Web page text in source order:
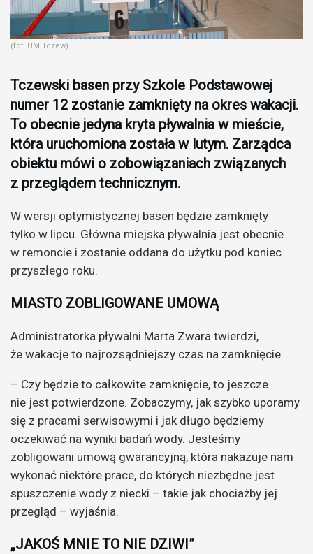
(fot. UM Tczew)
Tczewski basen przy Szkole Podstawowej
numer 12 zostanie zamknięty na okres wakacji.
To obecnie jedyna kryta pływalnia w mieście,
która uruchomiona została w lutym. Zarządca
obiektu mówi o zobowiązaniach związanych
z przeglądem technicznym.
W wersji optymistycznej basen będzie zamknięty
tylko w lipcu. Główna miejska pływalnia jest obecnie
w remoncie i zostanie oddana do użytku pod koniec
przyszłego roku.
MIASTO ZOBLIGOWANE UMOWĄ
Administratorka pływalni Marta Zwara twierdzi,
że wakacje to najrozsądniejszy czas na zamknięcie.
– Czy będzie to całkowite zamknięcie, to jeszcze
nie jest potwierdzone. Zobaczymy, jak szybko uporamy
się z pracami serwisowymi i jak długo będziemy
oczekiwać na wyniki badań wody. Jesteśmy
zobligowani umową gwarancyjną, która nakazuje nam
wykonać niektóre prace, do których niezbędne jest
spuszczenie wody z niecki – takie jak chociażby jej
przegląd – wyjaśnia.
„JAKOŚ MNIE TO NIE DZIWI”